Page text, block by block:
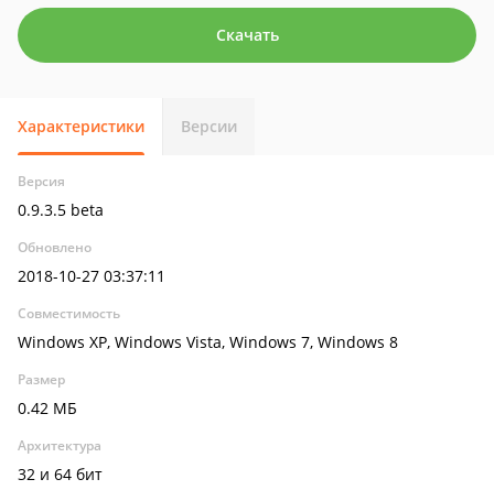
Скачать
Характеристики Версии
Версия
0.9.3.5 beta
Обновлено
2018-10-27 03:37:11
Совместимость
Windows XP, Windows Vista, Windows 7, Windows 8
Размер
0.42 МБ
Архитектура
32 и 64 бит